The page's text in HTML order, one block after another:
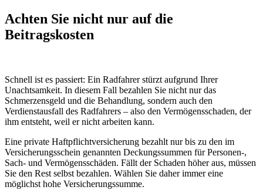
Achten Sie nicht nur auf die
Beitragskosten
Schnell ist es passiert: Ein Radfahrer stürzt aufgrund Ihrer
Unachtsamkeit. In diesem Fall bezahlen Sie nicht nur das
Schmerzensgeld und die Behandlung, sondern auch den
Verdienstausfall des Radfahrers – also den Vermögensschaden, der
ihm entsteht, weil er nicht arbeiten kann.
Eine private Haftpflichtversicherung bezahlt nur bis zu den im
Versicherungsschein genannten Deckungssummen für Personen-,
Sach- und Vermögensschäden. Fällt der Schaden höher aus, müssen
Sie den Rest selbst bezahlen. Wählen Sie daher immer eine
möglichst hohe Versicherungssumme.